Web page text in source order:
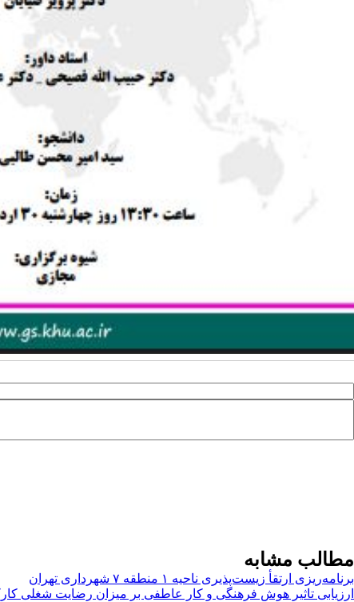
مطالب مشابه
برنامه‌ریزی ارتقأ زیست‌پذیری ناحیه ۱ منطقه ۷ شهرداری تهران
ارزیابی تاثیر هوش فرهنگی و کار عاطفی بر میزان رضایت شغلی